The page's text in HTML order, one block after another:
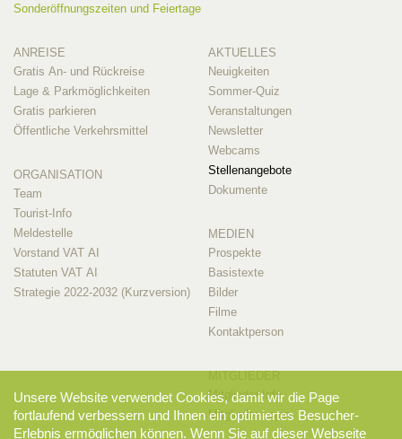
Sonderöffnungszeiten und Feiertage
ANREISE
Gratis An- und Rückreise
Lage & Parkmöglichkeiten
Gratis parkieren
Öffentliche Verkehrsmittel
ORGANISATION
Team
Tourist-Info
Meldestelle
Vorstand VAT AI
Statuten VAT AI
Strategie 2022-2032 (Kurzversion)
AKTUELLES
Neuigkeiten
Sommer-Quiz
Veranstaltungen
Newsletter
Webcams
Stellenangebote
Dokumente
MEDIEN
Prospekte
Basistexte
Bilder
Filme
Kontaktperson
Mitglieder-Info
Mitglieder-Login
Unsere Website verwendet Cookies, damit wir die Page
fortlaufend verbessern und Ihnen ein optimiertes Besucher-
Erlebnis ermöglichen können. Wenn Sie auf dieser Webseite